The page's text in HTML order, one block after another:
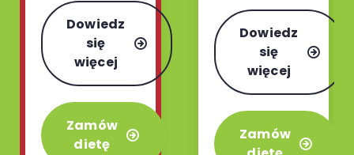
różnych dań.
Dieta Wybór
Menu –
zdecydowanie
najbardziej
uwielbiany
wariant w
naszej ofercie.
Dowiedz
się
więcej
Zamów
dietę
gatunku z
kuchni polskiej,
ukraińskiej,
włoskiej i
orientalnej w
wariancie 3 lub
4 posiłków.
Dowiedz
się
więcej
Zamów